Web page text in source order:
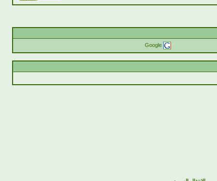
Google